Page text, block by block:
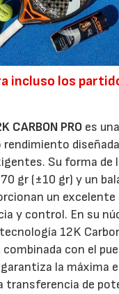
incluso los
CARBON PRO es
rendimiento
Su forma de
gr (±10 gr) y un
un excelente
y control. En su
12K
con el
garantiza la máxima
transferencia de